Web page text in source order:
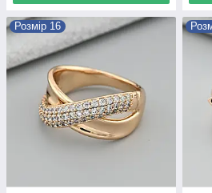
Розмір 16